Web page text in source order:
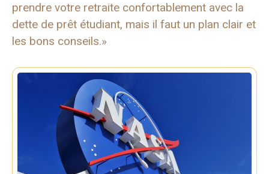
prendre votre retraite confortablement avec la
dette de prêt étudiant, mais il faut un plan clair et
les bons conseils.»